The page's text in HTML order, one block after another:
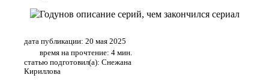
дата публикации: 20 мая 2025
время на прочтение: 4 мин.
статью подготовил(а): Снежана
Кириллова